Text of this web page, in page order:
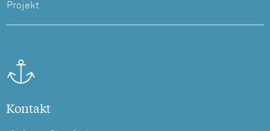
Projekt
Kontakt